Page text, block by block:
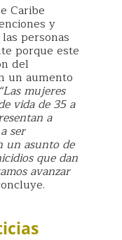
Caribe
y
personas
porque este
del
un aumento
“Las mujeres
vida de 35 a
a
ser
un asunto de
que dan
avanzar